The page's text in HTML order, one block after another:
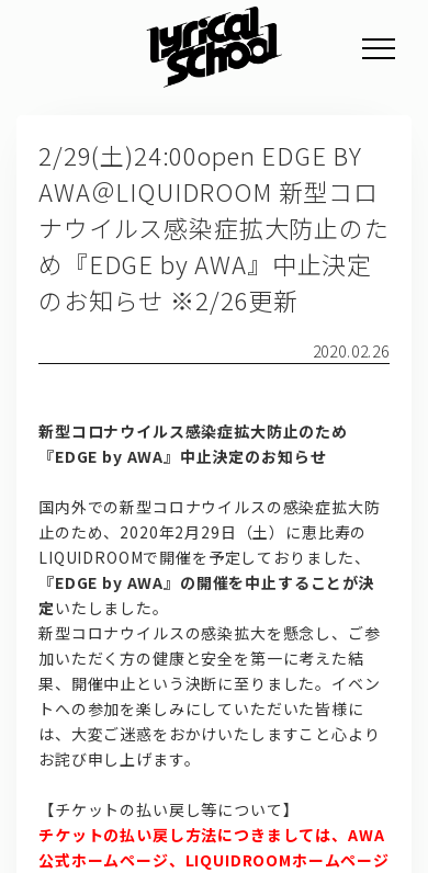
2/29(土)24:00open EDGE BY
AWA＠LIQUIDROOM 新型コロ
ナウイルス感染症拡大防止のた
め『EDGE by AWA』中止決定
のお知らせ ※2/26更新
2020.02.26
新型コロナウイルス感染症拡大防止のため
『EDGE by AWA』中止決定のお知らせ
国内外での新型コロナウイルスの感染症拡大防
止のため、2020年2月29日（土）に恵比寿の
LIQUIDROOMで開催を予定しておりました、
『EDGE by AWA』の開催を中止することが決
定いたしました。
新型コロナウイルスの感染拡大を懸念し、ご参
加いただく方の健康と安全を第一に考えた結
果、開催中止という決断に至りました。イベン
トへの参加を楽しみにしていただいた皆様に
は、大変ご迷惑をおかけいたしますこと心より
お詫び申し上げます。
【チケットの払い戻し等について】
チケットの払い戻し方法につきましては、AWA
公式ホームページ、LIQUIDROOMホームページ
PROFILE
SCHEDULE
DISCOGRAPHY
GOODS
問い合わせ, 取材,出演依頼
lyrical school official web shop